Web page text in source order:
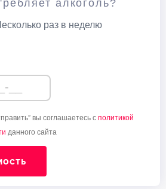
алкоголь?
раз в неделю
вы соглашаетесь с политикой
данного сайта